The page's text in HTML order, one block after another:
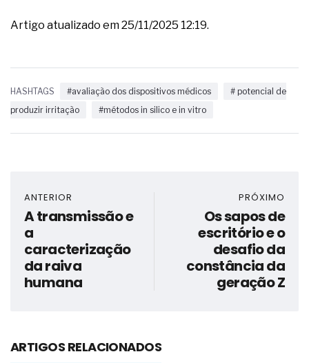
Artigo atualizado em 25/11/2025 12:19.
HASHTAGS #avaliação dos dispositivos médicos
# potencial de
produzir irritação
#métodos in silico e in vitro
ANTERIOR
A transmissão e
a
caracterização
da raiva
humana
PRÓXIMO
Os sapos de
escritório e o
desafio da
constância da
geração Z
ARTIGOS RELACIONADOS